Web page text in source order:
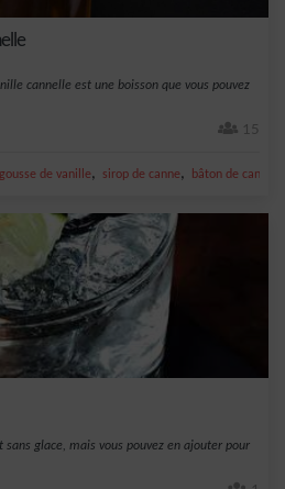
cannelle est une boisson que vous pouvez
15
gousse de vanille, sirop de canne, bâton de
glace, mais vous pouvez en ajouter pour